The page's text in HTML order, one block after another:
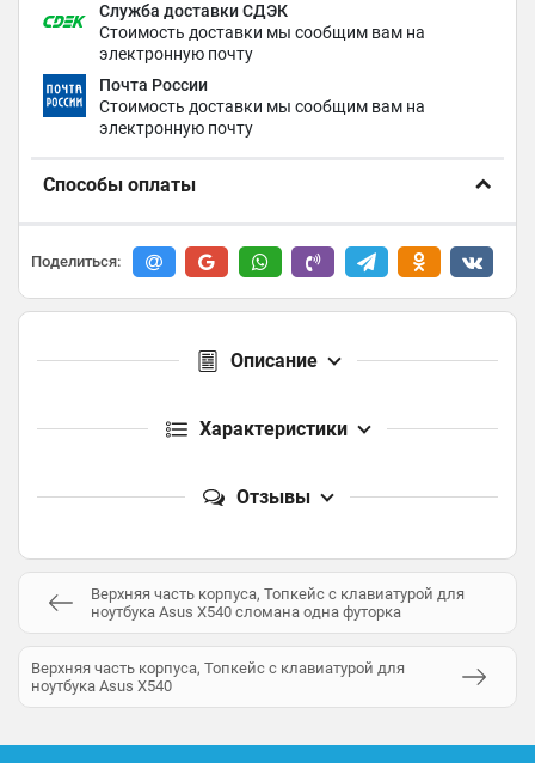
Служба доставки СДЭК
Стоимость доставки мы сообщим вам на
электронную почту
Почта России
Стоимость доставки мы сообщим вам на
электронную почту
Способы оплаты
Поделиться:
Описание
Характеристики
Отзывы
Верхняя часть корпуса, Топкейс с клавиатурой для
ноутбука Asus X540 сломана одна футорка
Верхняя часть корпуса, Топкейс с клавиатурой для
ноутбука Asus X540